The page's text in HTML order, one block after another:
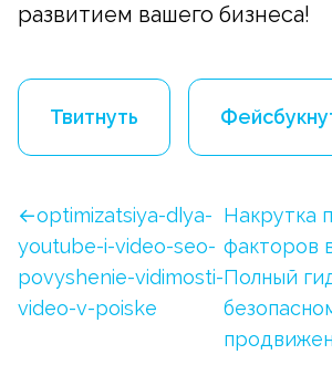
развитием вашего бизнеса!
Твитнуть
optimizatsiya-dlya-
youtube-i-video-seo-
povyshenie-vidimosti-
video-v-poiske
Накрутка
факторов
Полный